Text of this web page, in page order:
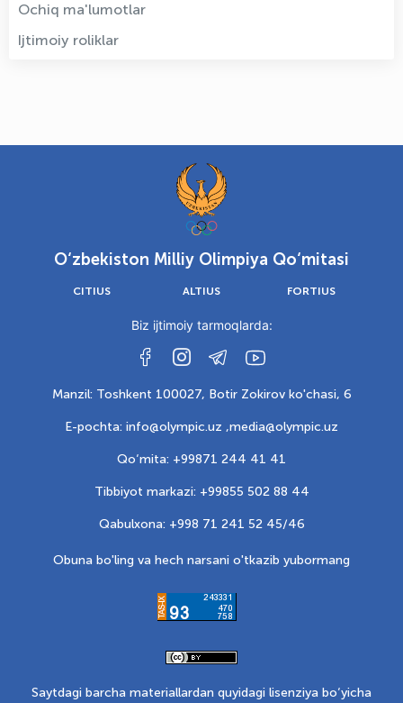
Ochiq ma'lumotlar
Ijtimoiy roliklar
O‘zbekiston Milliy Olimpiya Qo‘mitasi
CITIUS ALTIUS FORTIUS
Biz ijtimoiy tarmoqlarda:
Manzil: Toshkent 100027, Botir Zokirov ko'chasi, 6
E-pochta: info@olympic.uz ,media@olympic.uz
Qo‘mita: +99871 244 41 41
Tibbiyot markazi: +99855 502 88 44
Qabulxona: +998 71 241 52 45/46
Obuna bo'ling va hech narsani o'tkazib yubormang
Saytdagi barcha materiallardan quyidagi lisenziya bo‘yicha